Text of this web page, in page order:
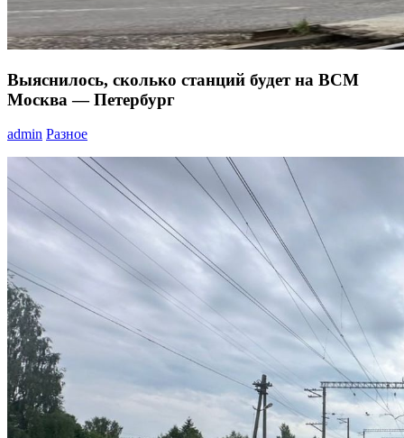
Выяснилось, сколько станций будет на ВСМ
Москва — Петербург
admin Разное